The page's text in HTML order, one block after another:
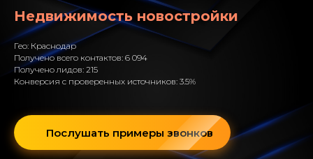
Недвижимость новостройки
Гео: Краснодар
Получено всего контактов: 6 094
Получено лидов: 215
Конверсия с проверенных источников: 3.5%
Послушать примеры звонков